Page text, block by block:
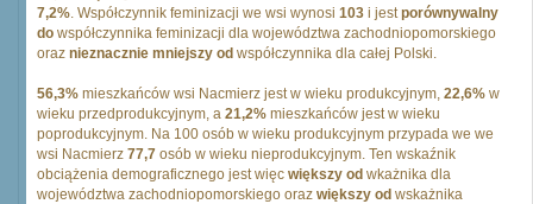
7,2%. Współczynnik feminizacji we wsi wynosi 103 i jestporównywalny
do współczynnika feminizacji dla województwa zachodniopomorskiego
oraz nieznacznie mniejszy od współczynnika dla całej Polski.
56,3% mieszkańców wsi Nacmierz jest w wieku produkcyjnym, 22,6% w
wieku przedprodukcyjnym, a 21,2% mieszkańców jest w wieku
poprodukcyjnym. Na 100 osób w wieku produkcyjnym przypada we we
wsi Nacmierz 77,7 osób w wieku nieprodukcyjnym. Ten wskaźnik
obciążenia demograficznego jest więc większy od wkażnika dla
województwa zachodniopomorskiego oraz większy od wskażnika